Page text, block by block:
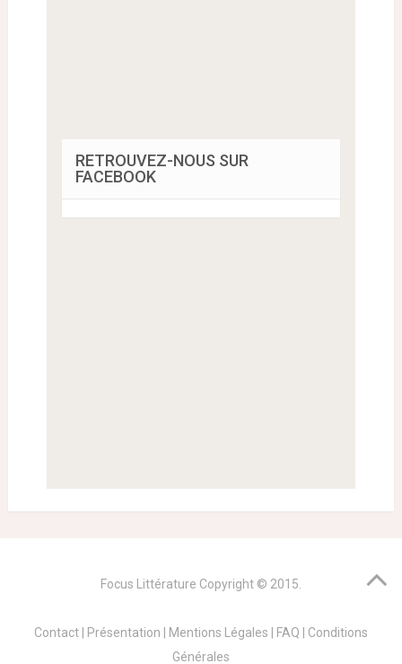
RETROUVEZ-NOUS SUR
FACEBOOK
Focus Littérature Copyright © 2015.
Contact Présentation Mentions Légales FAQ
Conditions
Générales